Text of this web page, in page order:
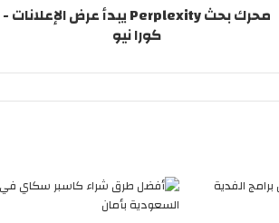
محرك بحث Perplexity يبدأ عرض الإعلانات -
كورا نيو